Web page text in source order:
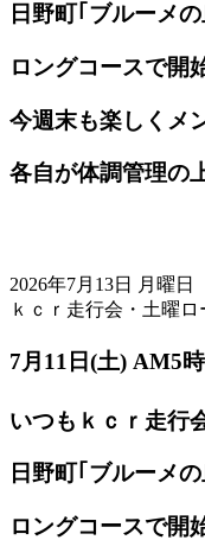
日野町｢ブルーメ
ロングコースで開
今週末も楽しくメ
各自が体調管理の
2026年7月13日 月曜日
ｋｃｒ走行会・土曜
7月11日(土) AM5
いつもｋｃｒ走行
日野町｢ブルーメ
ロングコースで開